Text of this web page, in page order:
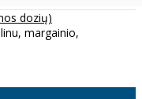
dozių)
margainio,